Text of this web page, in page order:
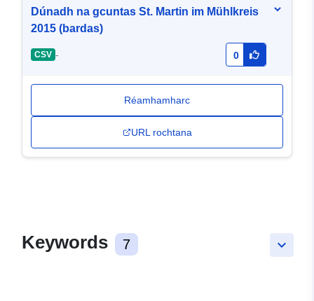
Dúnadh na gcuntas St. Martin im Mühlkreis
2015 (bardas)
CSV - 0
Réamhamharc
URL rochtana
keyboard_arrow_down
Keywords 7